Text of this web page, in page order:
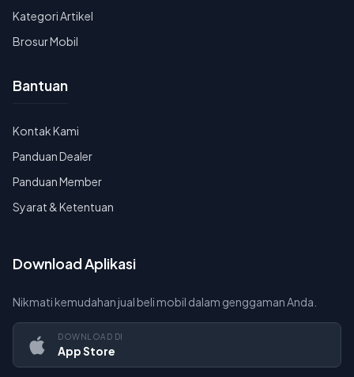
Kategori Artikel
Brosur Mobil
Bantuan
Kontak Kami
Panduan Dealer
Panduan Member
Syarat & Ketentuan
Download Aplikasi
Nikmati kemudahan jual beli mobil dalam genggaman Anda.
DOWNLOAD DI
App Store